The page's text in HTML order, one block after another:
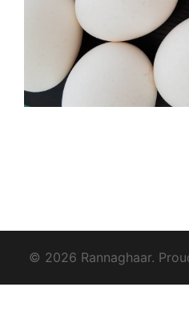
© 2026 Rannaghaar.